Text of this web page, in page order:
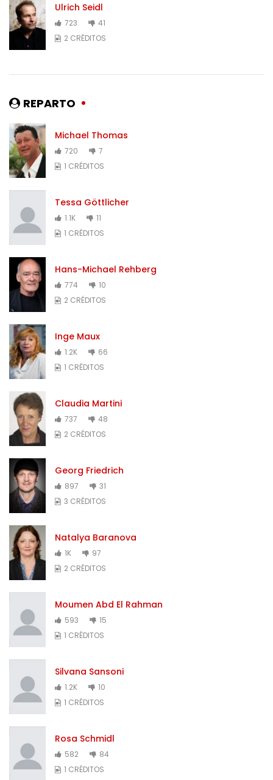
Ulrich Seidl
723
41
2 CRÉDITOS
REPARTO
Michael Thomas
720
7
1 CRÉDITOS
Tessa Göttlicher
1.1K
11
1 CRÉDITOS
Hans-Michael Rehberg
774
10
2 CRÉDITOS
Inge Maux
1.2K
66
1 CRÉDITOS
Claudia Martini
737
48
2 CRÉDITOS
Georg Friedrich
897
31
3 CRÉDITOS
Natalya Baranova
1K
97
2 CRÉDITOS
Moumen Abd El Rahman
593
15
1 CRÉDITOS
Silvana Sansoni
1.2K
10
1 CRÉDITOS
Rosa Schmidl
582
84
1 CRÉDITOS